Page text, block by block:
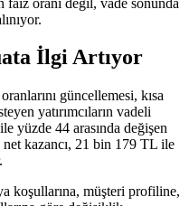
İlgi Artıyor
güncellemesi, kısa
yatırımcıların vadeli
yüzde 44 arasında değişen
kazancı, 21 bin 179 TL ile
koşullarına, müşteri profiline,